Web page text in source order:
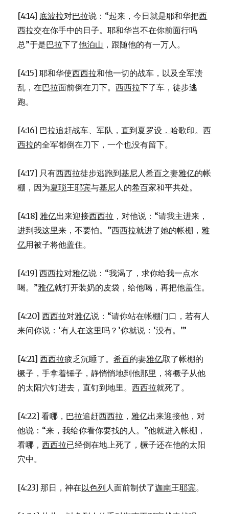
[4:14] 底波拉对巴拉说：“起来，今日就是耶和华把西
西拉交在你手中的日子。耶和华岂不在你前面行吗
总”于是巴拉下了他泊山 ，跟随他的有一万人。
[4:15] 耶和华使西西拉和他一切的战车，以及全军溃
乱，在巴拉面前倒在刀下。西西拉下了车，徒步逃
跑。
[4:16] 巴拉追赶战车、军队，直到夏罗设．哈歌印。西
西拉的全军都倒在刀下，一个也没有留下。
[4:17] 只有西西拉徒步逃跑到基尼人希百之妻雅亿的帐
棚，因为夏琐王耶宾与基尼人的希百家和平共处。
[4:18]雅亿出来迎接西西拉 ，对他说：“请我主进来，
进到我这里来，不要怕。”西西拉就进了她的帐棚，雅
亿用被子将他盖住。
[4:19]西西拉对雅亿说：“我渴了，求你给我一点水
喝。”雅亿就打开装奶的皮袋，给他喝，再把他盖住。
[4:20]西西拉对雅亿说：“请你站在帐棚门口，若有人
来问你说：‘有人在这里吗？’你就说：‘没有。’”
[4:21]西西拉疲乏沉睡了。希百的妻雅亿取了帐棚的
橛子，手拿着锤子，静悄悄地到他那里，将橛子从他
的太阳穴钉进去，直钉到地里。西西拉就死了。
[4:22] 看哪， 巴拉追赶西西拉 ，雅亿出来迎接他，对
他说：“来，我给你看你要找的人。”他就进入帐棚，
看哪，西西拉已经倒在地上死了，橛子还在他的太阳
穴中。
[4:23] 那日，神在以色列人面前制伏了迦南王耶宾。